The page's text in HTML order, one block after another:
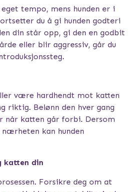
tempo, mens hunden er i
du å gi hunden godteri
din står opp, gi den en godbit
eller blir aggressiv, går du
være hardhendt mot katten
riktig. Belønn den hver gang
når katten går forbi. Dersom
kan hunden
katten din
Forsikre deg om at